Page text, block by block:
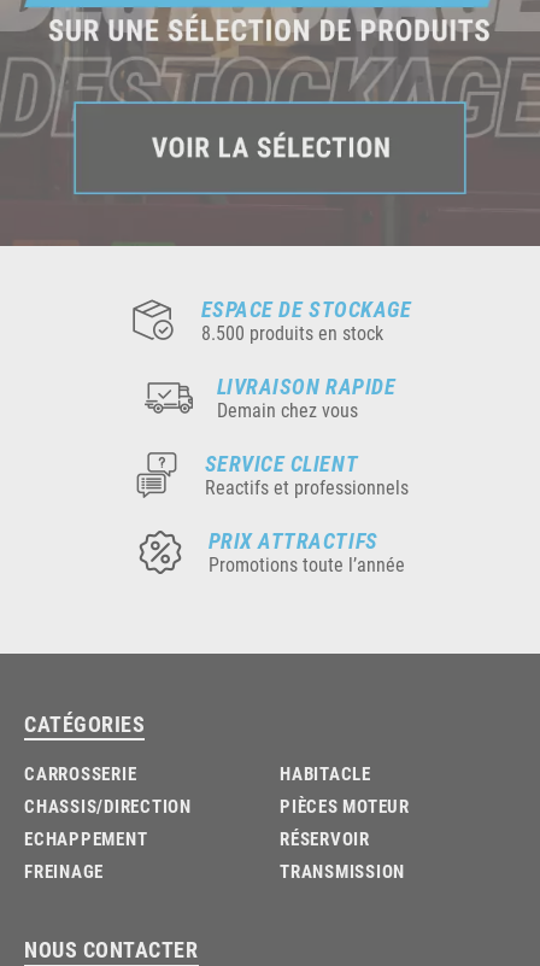
ESPACE DE STOCKAGE
8.500 produits en stock
LIVRAISON RAPIDE
Demain chez vous
SERVICE CLIENT
Reactifs et professionnels
PRIX ATTRACTIFS
Promotions toute l’année
CATÉGORIES
CARROSSERIE
CHASSIS/DIRECTION
ECHAPPEMENT
FREINAGE
HABITACLE
PIÈCES MOTEUR
RÉSERVOIR
TRANSMISSION
NOUS CONTACTER